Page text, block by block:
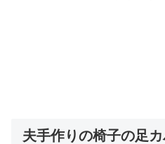
夫手作りの椅子の足